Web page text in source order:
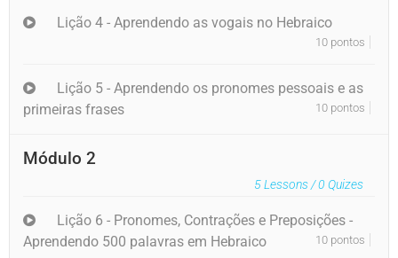
Lição 4 - Aprendendo as vogais no Hebraico
10 pontos
Lição 5 - Aprendendo os pronomes pessoais e as
primeiras frases
10 pontos
Módulo 2
5Lessons /0 Quizes
Lição 6 - Pronomes, Contrações e Preposições -
Aprendendo 500 palavras em Hebraico
10 pontos